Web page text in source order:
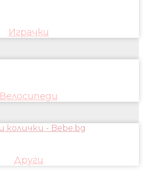
Играчки
Велосипеди
Други